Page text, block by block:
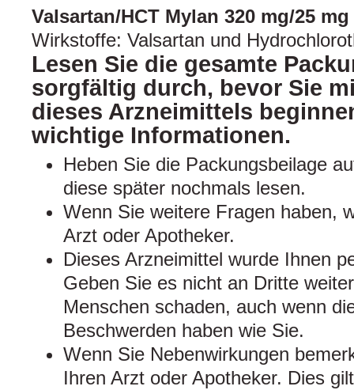
Valsartan/HCT Mylan 320 mg/25
Wirkstoffe: Valsartan und
Lesen Sie die gesamte
sorgfältig durch, bevor Sie
dieses Arzneimittels
wichtige Informationen.
Heben Sie die Packungsbeilage
diese später nochmals lesen.
Wenn Sie weitere Fragen haben,
Arzt oder Apotheker.
Dieses Arzneimittel wurde Ihnen
Geben Sie es nicht an Dritte
Menschen schaden, auch wenn
Beschwerden haben wie Sie.
Wenn Sie Nebenwirkungen
Ihren Arzt oder Apotheker. Dies